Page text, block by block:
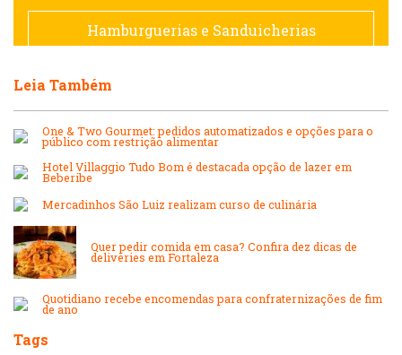
Francesa
Japonesa e Oriental
Hamburguerias e Sanduicherias
Lanchonetes
Padarias e Confeitarias
Peixes e Frutos do Mar
Leia Também
One & Two Gourmet: pedidos automatizados e opções para o
público com restrição alimentar
Hotel Villaggio Tudo Bom é destacada opção de lazer em
Beberibe
Mercadinhos São Luiz realizam curso de culinária
Quer pedir comida em casa? Confira dez dicas de
deliveries em Fortaleza
Quotidiano recebe encomendas para confraternizações de fim
de ano
Tags